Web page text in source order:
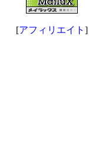
[アフィリエイト ]